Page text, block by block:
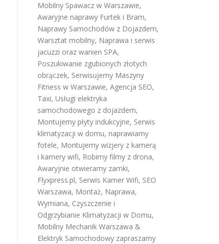
Mobilny Spawacz w Warszawie,
Awaryjne naprawy Furtek i Bram,
Naprawy Samochodów z Dojazdem,
Warsztat mobilny, Naprawa i serwis
jacuzzi oraz wanien SPA,
Poszukiwanie zgubionych złotych
obrączek, Serwisujemy Maszyny
Fitness w Warszawie, Agencja SEO,
Taxi, Usługi elektryka
samochodowego z dojazdem,
Montujemy płyty indukcyjne, Serwis
klimatyzacji w domu, naprawiamy
fotele, Montujemy wizjery z kamerą
i kamery wifi, Robimy filmy z drona,
Awaryjnie otwieramy zamki,
Flyxpress.pl, Serwis Kamer Wifi, SEO
Warszawa, Montaż, Naprawa,
Wymiana, Czyszczenie i
Odgrzybianie Klimatyzacji w Domu,
Mobilny Mechanik Warszawa &
Elektryk Samochodowy zapraszamy